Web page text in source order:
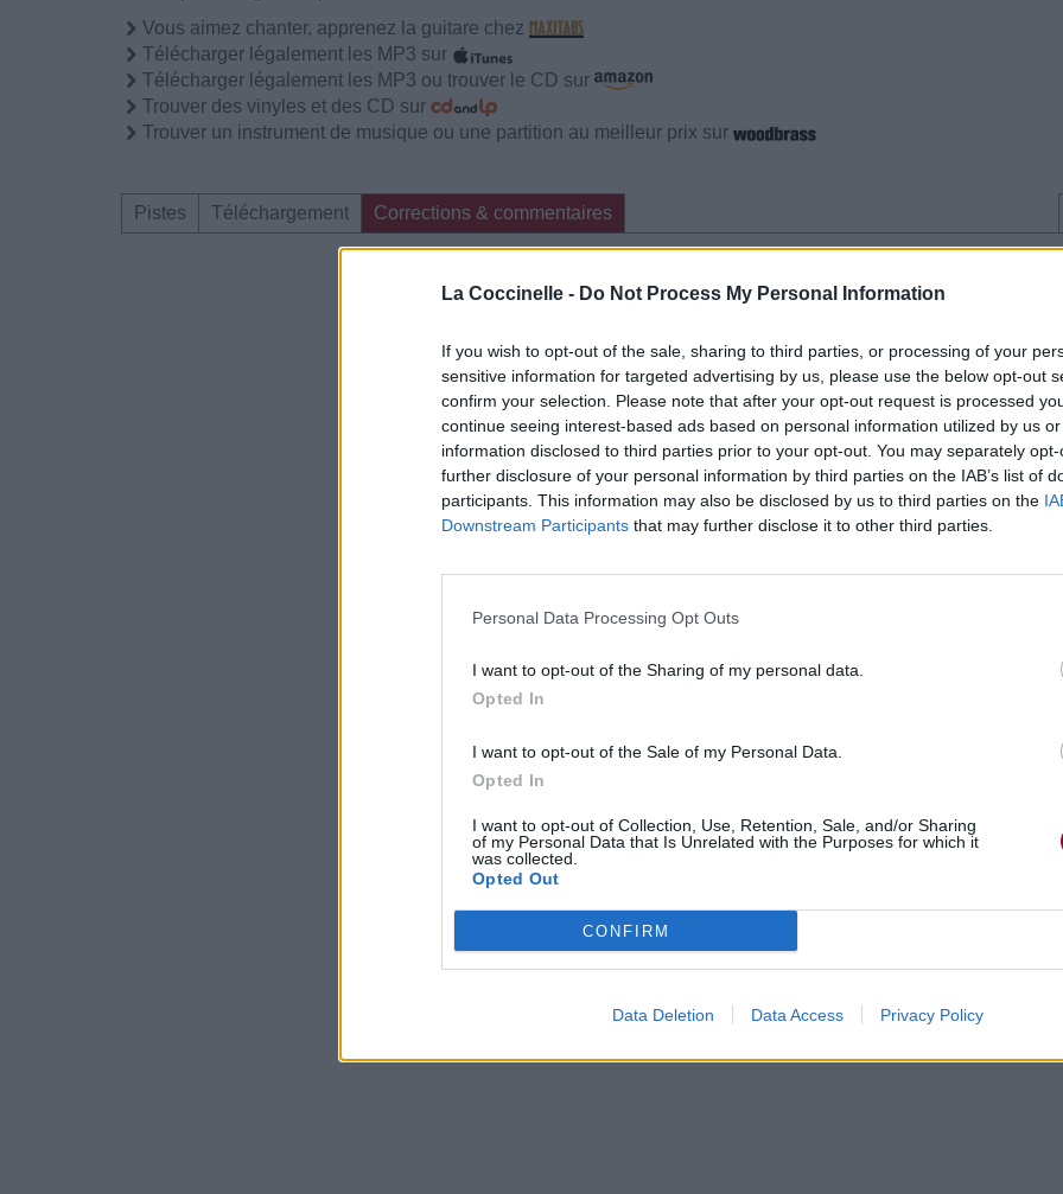
La Coccinelle - Do Not Process My Personal Information
If you wish to opt-out of the sale, sharing to third parties, or processing of your
sensitive information for targeted advertising by us, please use the below opt-out
confirm your selection. Please note that after your opt-out request is processed
continue seeing interest-based ads based on personal information utilized by us
information disclosed to third parties prior to your opt-out. You may separately
further disclosure of your personal information by third parties on the IAB’s list of
participants. This information may also be disclosed by us to third parties on the
Downstream Participants that may further disclose it to other third parties.
Personal Data Processing Opt Outs
I want to opt-out of the Sharing of my personal data.
Opted In
I want to opt-out of the Sale of my Personal Data.
Opted In
I want to opt-out of Collection, Use, Retention, Sale, and/or Sharing
of my Personal Data that Is Unrelated with the Purposes for which it
was collected.
Opted Out
CONFIRM
Data Deletion Data Access Privacy Policy
Vous aimez chanter, apprenez la guitare chez
Télécharger légalement les MP3 sur
Télécharger légalement les MP3 ou trouver le CD sur
Trouver des vinyles et des CD sur
Trouver un instrument de musique ou une partition au meilleur prix sur
Pistes Téléchargement Corrections & commentaires
Dire «merci» pour cette traduction Corriger une erreur